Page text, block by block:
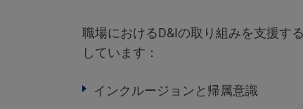
職場におけるD&Iの取り組みを支援す
しています：
インクルージョンと帰属意識